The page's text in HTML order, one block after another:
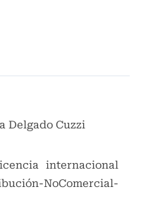
Delgado Cuzzi
internacional
NoComercial-